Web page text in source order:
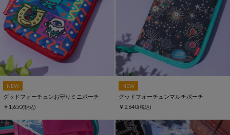
NEW
グッドフォーチュンお守りミニポーチ
￥1,650(税込)
NEW
グッドフォーチュンマルチポーチ
￥2,640(税込)